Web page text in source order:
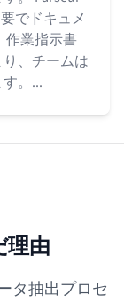
でドキュメ
作業指示書
、チームは
。...
理由
タ抽出プロセ